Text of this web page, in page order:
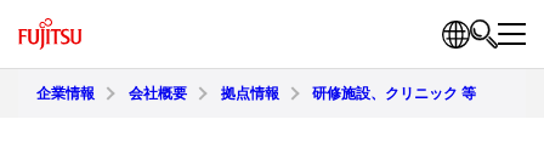
企業情報 会社概要 拠点情報 研修施設、クリニック 等